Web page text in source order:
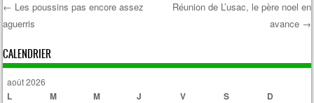
Post navigation
← Les poussins pas encore assez
aguerris
Réunion de L’usac, le père noel en
avance →
CALENDRIER
août 2026
L M M J V S D